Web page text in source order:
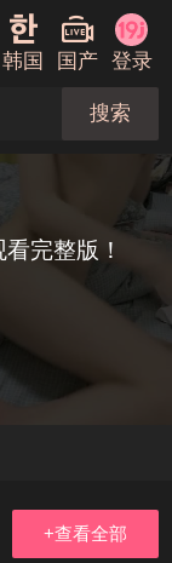
韩国 国产 登录
搜索
完整版！
+查看全部